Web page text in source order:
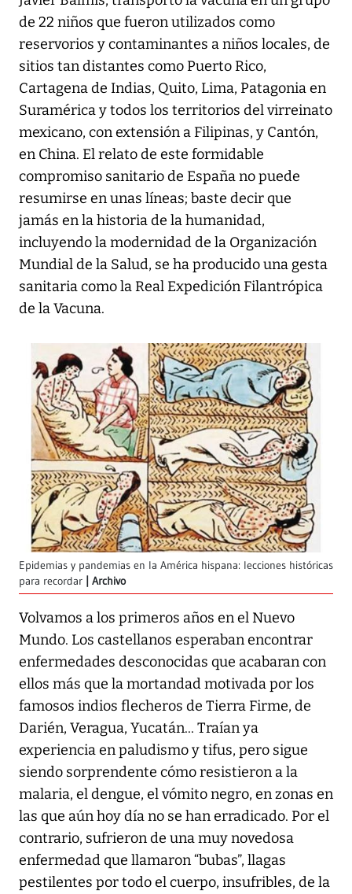
de 22 niños que fueron utilizados como
reservorios y contaminantes a niños locales, de
sitios tan distantes como Puerto Rico,
Cartagena de Indias, Quito, Lima, Patagonia en
Suramérica y todos los territorios del virreinato
mexicano, con extensión a Filipinas, y Cantón,
en China. El relato de este formidable
compromiso sanitario de España no puede
resumirse en unas líneas; baste decir que
jamás en la historia de la humanidad,
incluyendo la modernidad de la Organización
Mundial de la Salud, se ha producido una gesta
sanitaria como la Real Expedición Filantrópica
de la Vacuna.
Epidemias y pandemias en la América hispana: lecciones históricas
para recordar
Archivo
Volvamos a los primeros años en el Nuevo
Mundo. Los castellanos esperaban encontrar
enfermedades desconocidas que acabaran con
ellos más que la mortandad motivada por los
famosos indios flecheros de Tierra Firme, de
Darién, Veragua, Yucatán... Traían ya
experiencia en paludismo y tifus, pero sigue
siendo sorprendente cómo resistieron a la
malaria, el dengue, el vómito negro, en zonas en
las que aún hoy día no se han erradicado. Por el
contrario, sufrieron de una muy novedosa
enfermedad que llamaron “bubas”, llagas
pestilentes por todo el cuerpo, insufribles, de la